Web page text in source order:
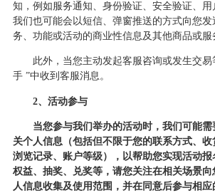
知，例如服务通知、身份验证、安全验证、用
我们也可能会以短信、弹窗推送的方式向您
务、功能或活动的商业性信息及其他商品或服
此外，当您主动发起客服咨询或发生交
手 ”中收到客服消息。
2、活动参与
当您参与我们举办的活动时，我们可能
关个人信息（包括但不限于您的联系方式、收
浏览记录、账户等级），以帮助您实现活动
权益、抽奖、兑奖等，请您关注在相关场景
人信息收集及使用范围，并在同意后参与相应